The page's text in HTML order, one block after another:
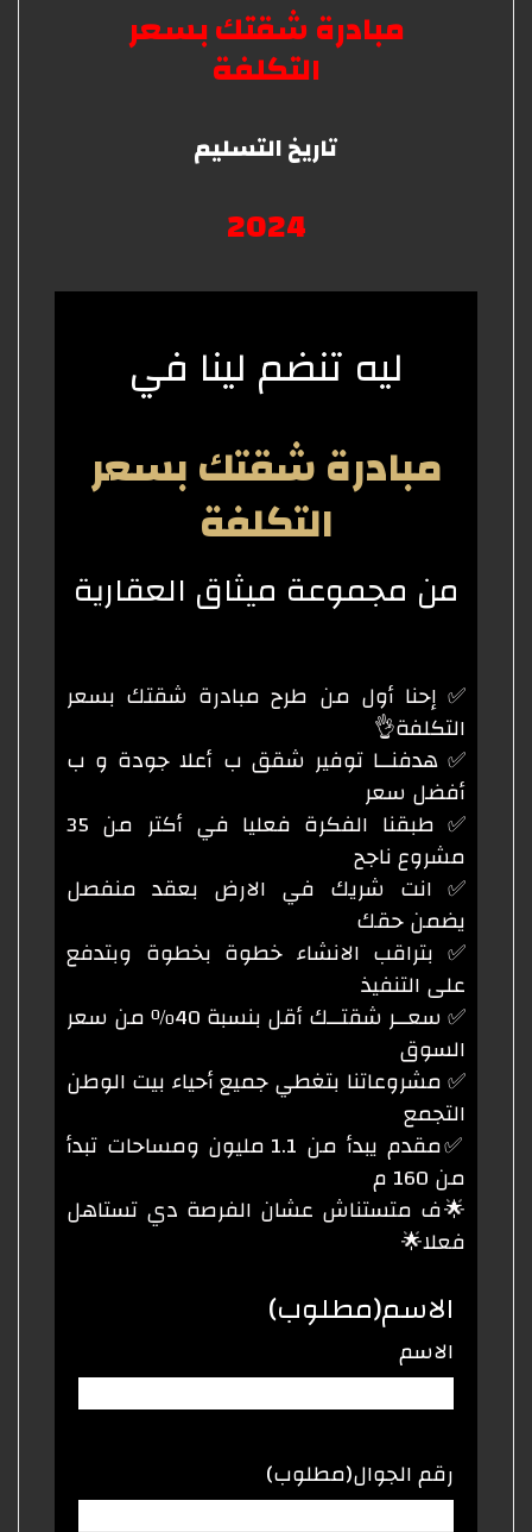
مبادرة شقتك بسعر
التكلفة
تاريخ التسليم
2024
ليه تنضم لينا في
مبادرة شقتك بسعر
التكلفة
من مجموعة ميثاق العقارية
✅ إحنا أول من طرح مبادرة شقتك بسعر
التكلفة👌
✅ هدفنــا توفير شقق ب أعلا جودة و ب
أفضل سعر
✅ طبقنا الفكرة فعليا في أكتر من 35
مشروع ناجح
✅ انت شريك في الارض بعقد منفصل
يضمن حقك
✅ بتراقب الانشاء خطوة بخطوة وبتدفع
على التنفيذ
✅ سعــر شقتــك أقل بنسبة 40٪ من سعر
السوق
✅ مشروعاتنا بتغطي جميع أحياء بيت الوطن
التجمع
✅مقدم يبدأ من 1.1 مليون ومساحات تبدأ
من 160 م
🌟ف متستناش عشان الفرصة دي تستاهل
فعلا🌟
الاسم(مطلوب)
الاسم
رقم الجوال(مطلوب)